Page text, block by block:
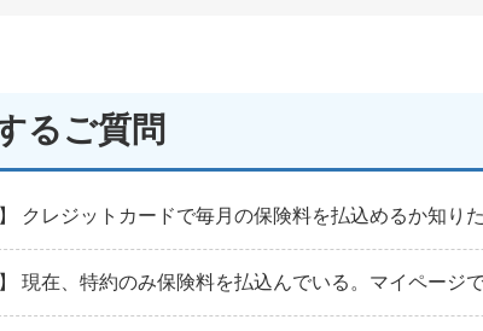
るご質問
】 クレジットカードで毎月の保険料を払込めるか知りた
】 現在、特約のみ保険料を払込んでいる。マイページ